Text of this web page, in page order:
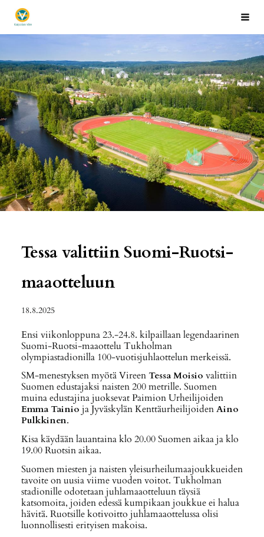
Siirry
sivun
sisältöön
Kaipolan Vire
Tessa valittiin Suomi-Ruotsi-
maaotteluun
18.8.2025
Ensi viikonloppuna 23.-24.8. kilpaillaan legendaarinen
Suomi-Ruotsi-maaottelu Tukholman
olympiastadionilla 100-vuotisjuhlaottelun merkeissä.
SM-menestyksen myötä Vireen Tessa Moisio valittiin
Suomen edustajaksi naisten 200 metrille. Suomen
muina edustajina juoksevat Paimion Urheilijoiden
Emma Tainio ja Jyväskylän KenttäurheilijoidenAino
Pulkkinen.
Kisa käydään lauantaina klo 20.00 Suomen aikaa ja klo
19.00 Ruotsin aikaa.
Suomen miesten ja naisten yleisurheilumaajoukkueiden
tavoite on uusia viime vuoden voitot. Tukholman
stadionille odotetaan juhlamaaotteluun täysiä
katsomoita, joiden edessä kumpikaan joukkue ei halua
hävitä. Ruotsille kotivoitto juhlamaaottelussa olisi
luonnollisesti erityisen makoisa.